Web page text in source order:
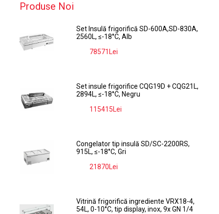
Produse Noi
Set Insulă frigorifică SD-600A,SD-830A,
2560L, ≤-18°C, Alb
78571Lei
Set insule frigorifice CQG19D + CQG21L,
2894L, ≤-18°C, Negru
115415Lei
Congelator tip insulă SD/SC-2200RS,
915L, ≤-18°C, Gri
21870Lei
Vitrină frigorifică ingrediente VRX18-4,
54L, 0-10°C, tip display, inox, 9x GN 1/4